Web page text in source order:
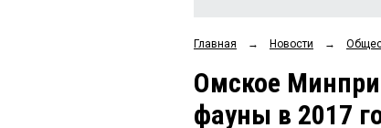
Главная → Новости →
Омское
фауны в 2017